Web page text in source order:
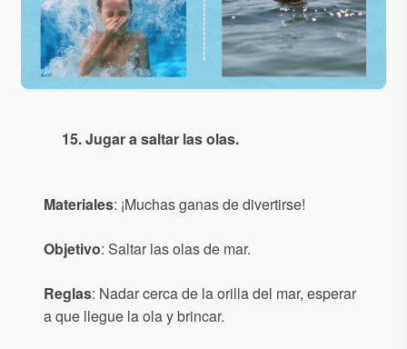
15. Jugar a saltar las olas.
Materiales: ¡Muchas ganas de divertirse!
Objetivo: Saltar las olas de mar.
Reglas: Nadar cerca de la orilla del mar, esperar
a que llegue la ola y brincar.